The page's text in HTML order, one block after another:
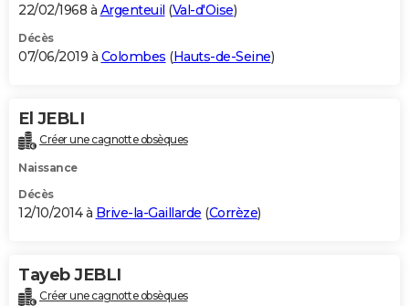
22/02/1968 à Argenteuil (Val-d'Oise)
Décès
07/06/2019 à Colombes (Hauts-de-Seine)
El JEBLI
Créer une cagnotte obsèques
Naissance
Décès
12/10/2014 à Brive-la-Gaillarde (Corrèze)
Tayeb JEBLI
Créer une cagnotte obsèques